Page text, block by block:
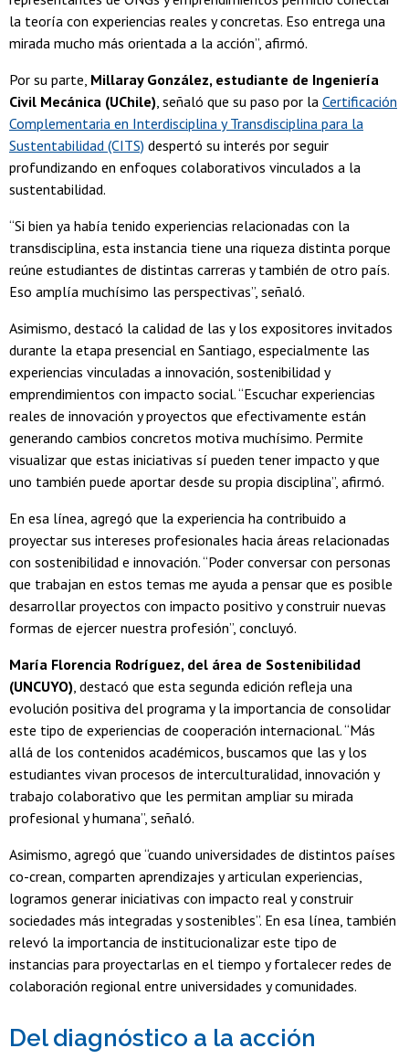
la teoría con experiencias reales y concretas. Eso entrega una
mirada mucho más orientada a la acción”, afirmó.
Por su parte, Millaray González, estudiante de Ingeniería
Civil Mecánica (UChile) , señaló que su paso por la Certificación
Complementaria en Interdisciplina y Transdisciplina para la
Sustentabilidad (CITS) despertó su interés por seguir
profundizando en enfoques colaborativos vinculados a la
sustentabilidad.
“Si bien ya había tenido experiencias relacionadas con la
transdisciplina, esta instancia tiene una riqueza distinta porque
reúne estudiantes de distintas carreras y también de otro país.
Eso amplía muchísimo las perspectivas”, señaló.
Asimismo, destacó la calidad de las y los expositores invitados
durante la etapa presencial en Santiago, especialmente las
experiencias vinculadas a innovación, sostenibilidad y
emprendimientos con impacto social. “Escuchar experiencias
reales de innovación y proyectos que efectivamente están
generando cambios concretos motiva muchísimo. Permite
visualizar que estas iniciativas sí pueden tener impacto y que
uno también puede aportar desde su propia disciplina”, afirmó.
En esa línea, agregó que la experiencia ha contribuido a
proyectar sus intereses profesionales hacia áreas relacionadas
con sostenibilidad e innovación. “Poder conversar con personas
que trabajan en estos temas me ayuda a pensar que es posible
desarrollar proyectos con impacto positivo y construir nuevas
formas de ejercer nuestra profesión”, concluyó.
María Florencia Rodríguez, del área de Sostenibilidad
(UNCUYO) , destacó que esta segunda edición refleja una
evolución positiva del programa y la importancia de consolidar
este tipo de experiencias de cooperación internacional. “Más
allá de los contenidos académicos, buscamos que las y los
estudiantes vivan procesos de interculturalidad, innovación y
trabajo colaborativo que les permitan ampliar su mirada
profesional y humana”, señaló.
Asimismo, agregó que “cuando universidades de distintos países
co-crean, comparten aprendizajes y articulan experiencias,
logramos generar iniciativas con impacto real y construir
sociedades más integradas y sostenibles”. En esa línea, también
relevó la importancia de institucionalizar este tipo de
instancias para proyectarlas en el tiempo y fortalecer redes de
colaboración regional entre universidades y comunidades.
Del diagnóstico a la acción